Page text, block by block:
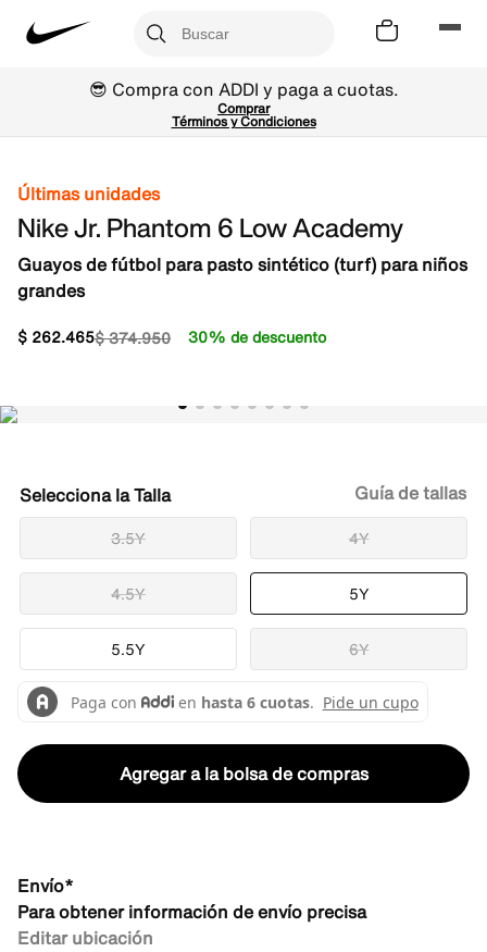
😎 Compra con ADDI y paga a cuotas.
Comprar
Términos y Condiciones
Últimas unidades
Nike Jr. Phantom 6 Low Academy
Guayos de fútbol para pasto sintético (turf) para niños
grandes
$374.950
$ 262.465 30% de descuento
Talla
3.5Y 4Y
4.5Y 5Y
5.5Y 6Y
Guía de tallas
Agregar a la bolsa de compras
Envío*
Para obtener información de envío precisa
Editar ubicación